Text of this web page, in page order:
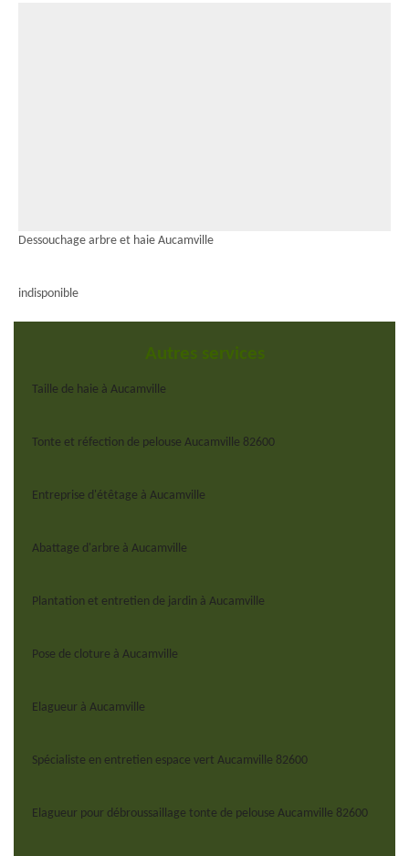
Dessouchage arbre et haie Aucamville
indisponible
Autres services
Taille de haie à Aucamville
Tonte et réfection de pelouse Aucamville 82600
Entreprise d'étêtage à Aucamville
Abattage d'arbre à Aucamville
Plantation et entretien de jardin à Aucamville
Pose de cloture à Aucamville
Elagueur à Aucamville
Spécialiste en entretien espace vert Aucamville 82600
Elagueur pour débroussaillage tonte de pelouse Aucamville 82600